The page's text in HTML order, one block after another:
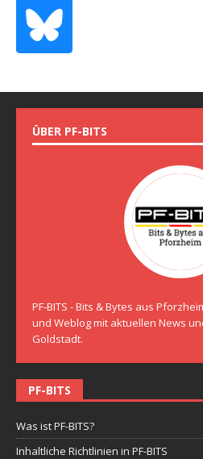
ÜBER PF-BITS
PF-BITS - Bits & Bytes aus
und Weblog mit aktuellen News
Goldstadt.
PF-BITS
Was ist PF-BITS?
Inhaltliche Richtlinien in PF-BITS